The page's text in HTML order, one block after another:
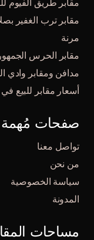
مقابر طريق الفيوم
مقابر ترب الغفير
مرنة
مقابر الحرس
مدافن ومقابر وادي
أسعار مقابر للبيع في
صفحات مُهمة
تواصل معنا
من نحن
سياسة الخصوصية
المدونة
مساحات